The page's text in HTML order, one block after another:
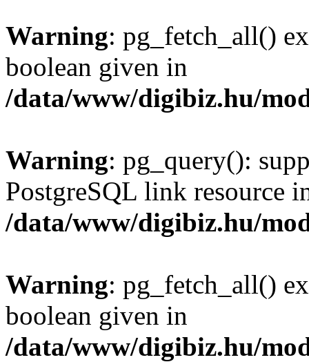
Warning: pg_fetch_all()
boolean given in
/data/www/digibiz.hu/
Warning: pg_query():
PostgreSQL link resource
/data/www/digibiz.hu/
Warning: pg_fetch_all()
boolean given in
/data/www/digibiz.hu/